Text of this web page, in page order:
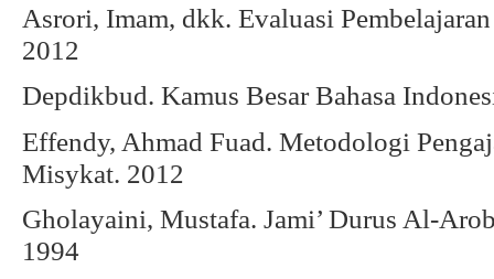
Asrori, Imam, dkk. Evaluasi
2012
Depdikbud. Kamus Besar Bahasa
Effendy, Ahmad Fuad. Metodologi
Misykat. 2012
Gholayaini, Mustafa. Jami’ Durus Al-
1994